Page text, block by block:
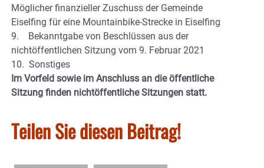
Möglicher finanzieller Zuschuss der Gemeinde
Eiselfing für eine Mountainbike-Strecke in Eiselfing
9. Bekanntgabe von Beschlüssen aus der
nichtöffentlichen Sitzung vom 9. Februar 2021
10. Sonstiges
Im Vorfeld sowie im Anschluss an die öffentliche
Sitzung finden nichtöffentliche Sitzungen statt.
Teilen Sie diesen Beitrag!